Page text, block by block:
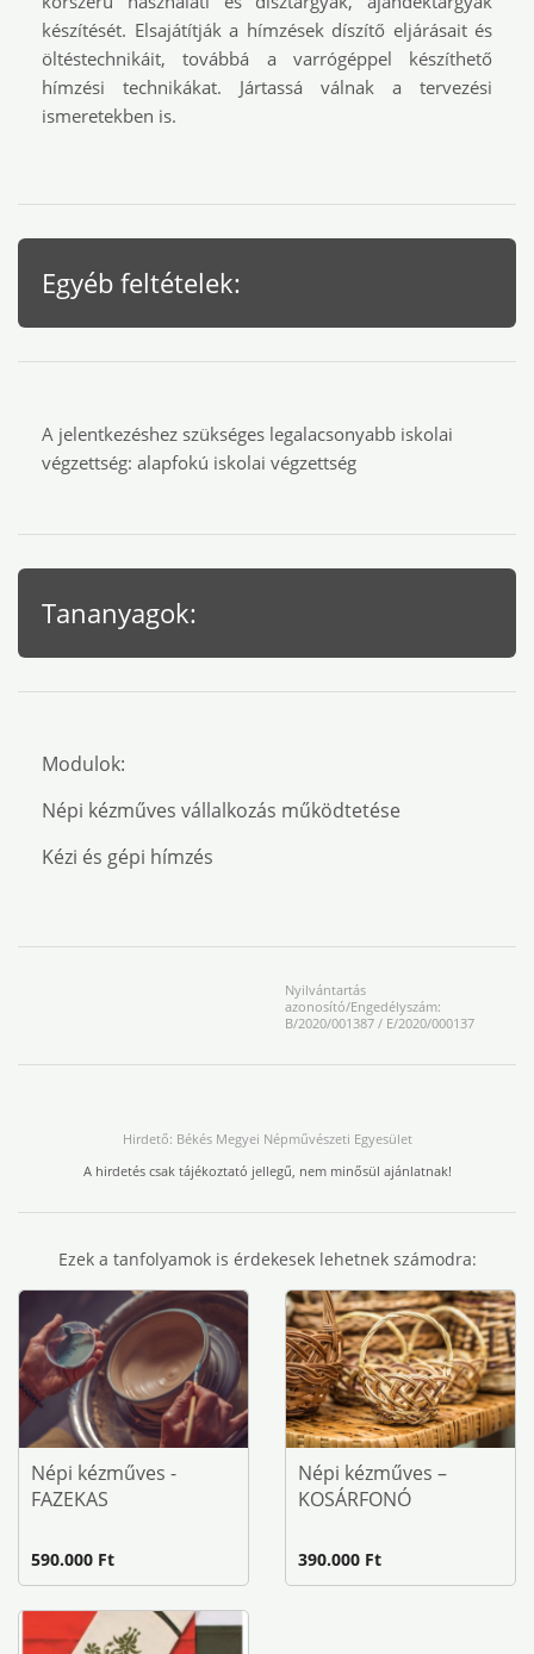
készítését. Elsajátítják a hímzések díszítő eljárásait és
öltéstechnikáit, továbbá a varrógéppel készíthető
hímzési technikákat. Jártassá válnak a tervezési
ismeretekben is.
Egyéb feltételek:
A jelentkezéshez szükséges legalacsonyabb iskolai
végzettség: alapfokú iskolai végzettség
Tananyagok:
Modulok:
Népi kézműves vállalkozás működtetése
Kézi és gépi hímzés
Nyilvántartás
azonosító/Engedélyszám:
B/2020/001387 / E/2020/000137
Hirdető: Békés Megyei Népművészeti Egyesület
A hirdetés csak tájékoztató jellegű, nem minősül ajánlatnak!
Ezek a tanfolyamok is érdekesek lehetnek számodra:
Népi kézműves -
FAZEKAS
590.000 Ft
Népi kézműves –
KOSÁRFONÓ
390.000 Ft